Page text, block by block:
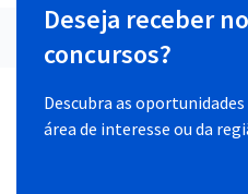
Deseja receber
concursos?
Descubra as
área de interesse ou da